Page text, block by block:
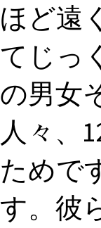
ほど遠
てじっ
の男女
人々、
ためで
す。彼